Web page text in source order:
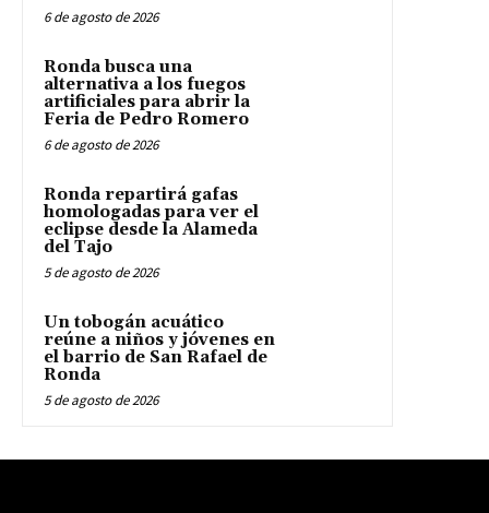
6 de agosto de 2026
Ronda busca una
alternativa a los fuegos
artificiales para abrir la
Feria de Pedro Romero
6 de agosto de 2026
Ronda repartirá gafas
homologadas para ver el
eclipse desde la Alameda
del Tajo
5 de agosto de 2026
Un tobogán acuático
reúne a niños y jóvenes en
el barrio de San Rafael de
Ronda
5 de agosto de 2026